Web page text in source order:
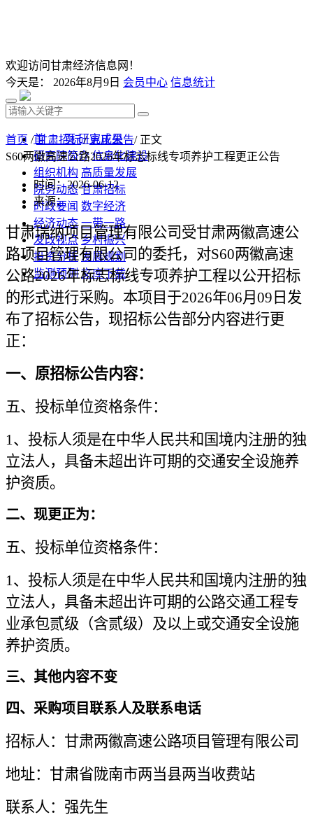
欢迎访问甘肃经济信息网！
今天是： 2026年8月9日 会员中心 信息统计
首 页 研究成果
研究院简介 信息化建设
组织机构 高质量发展
院务动态 甘肃招标
时政要闻 数字经济
经济动态 一带一路
发改视点 乡村振兴
投资分析 发展规划
监测预测 文库下载
首页 /甘肃招标/更正公告/ 正文
S60两徽高速公路2026年标志标线专项养护工程更正公告
时间：2026-06-12
来源：
甘肃瑞纳项目管理有限公司受甘肃两徽高速公
路项目管理有限公司的委托，对S60两徽高速
公路2026年标志标线专项养护工程以公开招标
的形式进行采购。本项目于2026年06月 09 日发
布了招标公告，现招标公告部分内容进行更
正：
一、原招标公告内容：
五、投标单位资格条件：
1、投标人须是在中华人民共和国境内注册的独
立法人，具备未超出许可期的交通安全设施养
护资质。
二、现更正为：
五、投标单位资格条件：
1、投标人须是在中华人民共和国境内注册的独
立法人，具备未超出许可期的公路交通工程专
业承包贰级（含贰级）及以上或交通安全设施
养护资质。
三、其他内容不变
四、采购项目联系人及联系电话
招标人：甘肃两徽高速公路项目管理有限公司
地址：甘肃省陇南市两当县两当收费站
联系人：强先生